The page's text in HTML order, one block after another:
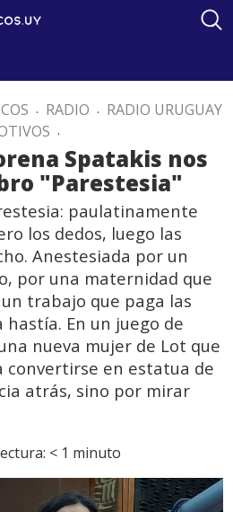
. RADIO . RADIO URUGUAY
.
Spatakis nos
"Parestesia"
paulatinamente
los dedos, luego las
Anestesiada por un
por una maternidad que
trabajo que paga las
En un juego de
nueva mujer de Lot que
convertirse en estatua de
atrás, sino por mirar
< 1 minuto